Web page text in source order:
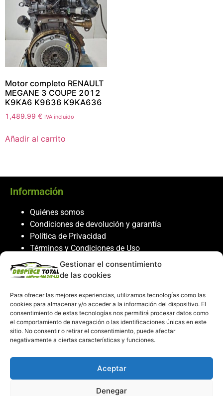
Gestionar el consentimiento
de las cookies
Para ofrecer las mejores experiencias, utilizamos tecnologías como las
cookies para almacenar y/o acceder a la información del dispositivo. El
consentimiento de estas tecnologías nos permitirá procesar datos como
el comportamiento de navegación o las identificaciones únicas en este
sitio. No consentir o retirar el consentimiento, puede afectar
negativamente a ciertas características y funciones.
Aceptar
Denegar
Motor completo RENAULT
MEGANE 3 COUPE 2012
K9KA6 K9636 K9KA636
1,489.99 € IVA incluido
Añadir al carrito
Información
Quiénes somos
Condiciones de devolución y garantía
Política de Privacidad
Términos y Condiciones de Uso
Política de Cookies
Servicio al cliente
Contacto
986 243 432
608 867 074
recambiosdespiecetotal@gmail.com
Mi cuenta
Mi Cuenta